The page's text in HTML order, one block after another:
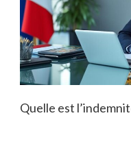
Quelle est